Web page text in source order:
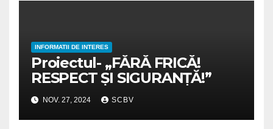
INFORMATII DE INTERES
Proiectul- „FĂRĂ FRICĂ!
RESPECT ȘI SIGURANȚĂ!”
NOV. 27, 2024 SCBV